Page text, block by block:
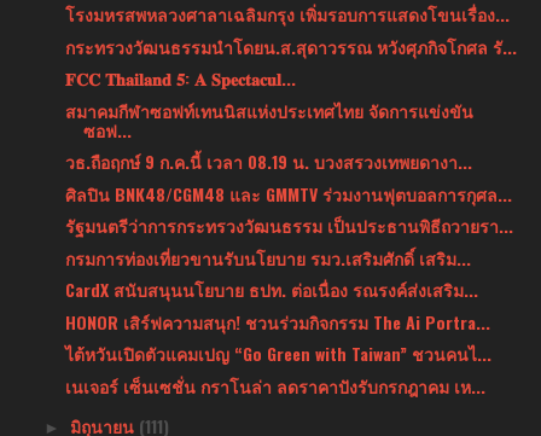
โรงมหรสพหลวงศาลาเฉลิมกรุง เพิ่มรอบการแสดงโขนเรื่อง...
กระทรวงวัฒนธรรมนำโดยน.ส.สุดาวรรณ หวังศุภกิจโกศล รั...
𝐅𝐂𝐂 𝐓𝐡𝐚𝐢𝐥𝐚𝐧𝐝 𝟓: 𝐀 𝐒𝐩𝐞𝐜𝐭𝐚𝐜𝐮𝐥...
สมาคมกีฬาซอฟท์เทนนิสแห่งประเทศไทย จัดการแข่งขัน
ซอฟ...
วธ.ถือฤกษ์ 9 ก.ค.นี้ เวลา 08.19 น. บวงสรวงเทพยดางา...
ศิลปิน BNK48/CGM48 และ GMMTV ร่วมงานฟุตบอลการกุศล...
รัฐมนตรีว่าการกระทรวงวัฒนธรรม เป็นประธานพิธีถวายรา...
กรมการท่องเที่ยวขานรับนโยบาย รมว.เสริมศักดิ์ เสริม...
CardX สนับสนุนนโยบาย ธปท. ต่อเนื่อง รณรงค์ส่งเสริม...
HONOR เสิร์ฟความสนุก! ชวนร่วมกิจกรรม The Ai Portra...
ไต้หวันเปิดตัวแคมเปญ “Go Green with Taiwan” ชวนคนไ...
เนเจอร์ เซ็นเซชั่น กราโนล่า ลดราคาปังรับกรกฎาคม เห...
► มิถุนายน (111)